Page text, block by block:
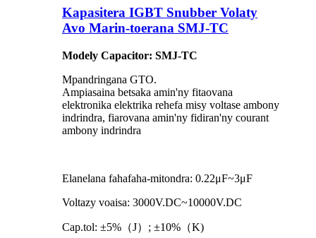
Kapasitera IGBT Snubber Volaty
Avo Marin-toerana SMJ-TC
Modely Capacitor: SMJ-TC
Mpandringana GTO.
Ampiasaina betsaka amin'ny fitaovana
elektronika elektrika rehefa misy voltase ambony
indrindra, fiarovana amin'ny fidiran'ny courant
ambony indrindra
Elanelana fahafaha-mitondra: 0.22μF~3μF
Voltazy voaisa: 3000V.DC~10000V.DC
Cap.tol: ±5%（J）; ±10%（K)